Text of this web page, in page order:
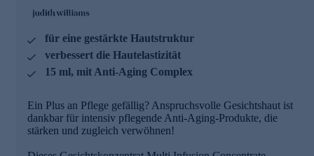
Durch die einzigartige Peptide Kombination werden die
Prozesse zur Konturen-Schärfung und Stärkung maximal
aktiviert sowie verbessert. Tiefenwirksamkeit auf höchstem
Niveau.
verbesserte Hautelastizität
Anti-Aging Complex
Wiederherstellung von jugendlichem Hautvolumen
für eine gestärkte Hautstruktur
verbessert die Hautelastizität
15 ml, mit Anti-Aging Complex
Ein Plus an Pflege gefällig? Anspruchsvolle Gesichtshaut ist
dankbar für intensiv pflegende Anti-Aging-Produkte, die
stärken und zugleich verwöhnen!